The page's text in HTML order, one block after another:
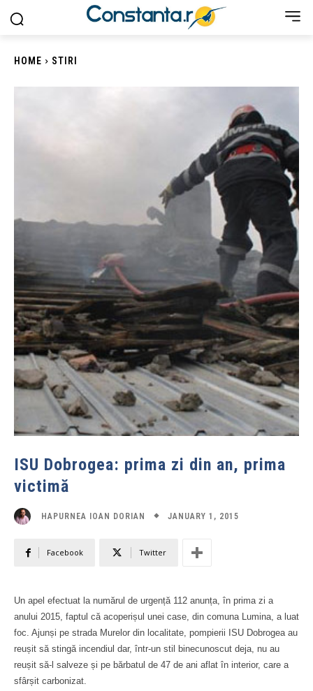
HOME STIRI
ISU Dobrogea: prima zi din an, prima
victimă
HAPURNEA IOAN DORIAN JANUARY 1, 2015
Facebook Twitter
Un apel efectuat la numărul de urgență 112 anunța, în prima zi a
anului 2015, faptul că acoperișul unei case, din comuna Lumina, a luat
foc. Ajunși pe strada Murelor din localitate, pompierii ISU Dobrogea au
reușit să stingă incendiul dar, într-un stil binecunoscut deja, nu au
reușit să-l salveze și pe bărbatul de 47 de ani aflat în interior, care a
sfârșit carbonizat.